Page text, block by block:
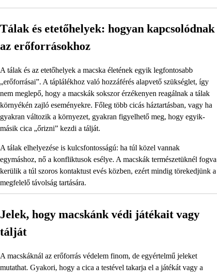
Tálak és etetőhelyek: hogyan kapcsolódnak
az erőforrásokhoz
A tálak és az etetőhelyek a macska életének egyik legfontosabb
„erőforrásai”. A táplálékhoz való hozzáférés alapvető szükséglet, így
nem meglepő, hogy a macskák sokszor érzékenyen reagálnak a tálak
környékén zajló eseményekre. Főleg több cicás háztartásban, vagy ha
gyakran változik a környezet, gyakran figyelhető meg, hogy egyik-
másik cica „őrizni” kezdi a tálját.
A tálak elhelyezése is kulcsfontosságú: ha túl közel vannak
egymáshoz, nő a konfliktusok esélye. A macskák természetüknél fogva
kerülik a túl szoros kontaktust evés közben, ezért mindig törekedjünk a
megfelelő távolság tartására.
Jelek, hogy macskánk védi játékait vagy
tálját
A macskáknál az erőforrás védelem finom, de egyértelmű jeleket
mutathat. Gyakori, hogy a cica a testével takarja el a játékát vagy a